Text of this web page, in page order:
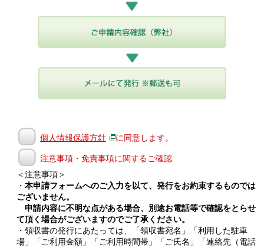
個人情報保護方針 に同意します。
注意事項・免責事項に関するご確認
＜注意事項＞
・ 本申請フォームへのご入力を以て、発行をお約束するものでは
ございません。
申請内容に不明な点がある場合、別途お電話等で確認をとらせ
て頂く場合がございますのでご了承ください。
・領収書の発行にあたっては、「領収書宛名」「利用した駐車
場」「ご利用金額」「ご利用時間帯」「ご氏名」「連絡先（電話